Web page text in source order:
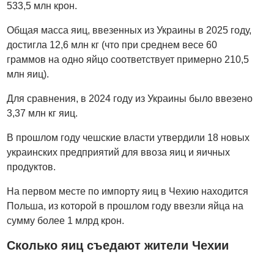
533,5 млн крон.
Общая масса яиц, ввезенных из Украины в 2025 году,
достигла 12,6 млн кг (что при среднем весе 60
граммов на одно яйцо соответствует примерно 210,5
млн яиц).
Для сравнения, в 2024 году из Украины было ввезено
3,37 млн кг яиц.
В прошлом году чешские власти утвердили 18 новых
украинских предприятий для ввоза яиц и яичных
продуктов.
На первом месте по импорту яиц в Чехию находится
Польша, из которой в прошлом году ввезли яйца на
сумму более 1 млрд крон.
Сколько яиц съедают жители Чехии